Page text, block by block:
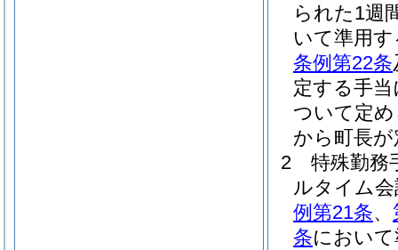
られた1週
いて準用
条例第22条
定する手
ついて定
から町長
2
特殊勤務
ルタイム
例第21条、
条におい